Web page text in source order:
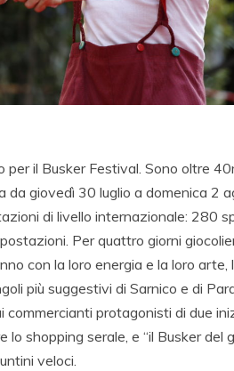
per il Busker Festival. Sono oltre
giovedì 30 luglio a domenica 2
di livello internazionale: 280
Per quattro giorni
con la loro energia e la loro arte,
più suggestivi di Sarnico e di
protagonisti di due
shopping serale, e “il Busker del
veloci.